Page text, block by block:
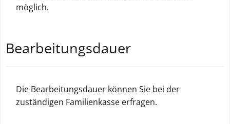
möglich.
Bearbeitungsdauer
Die Bearbeitungsdauer können Sie bei der
zuständigen Familienkasse erfragen.